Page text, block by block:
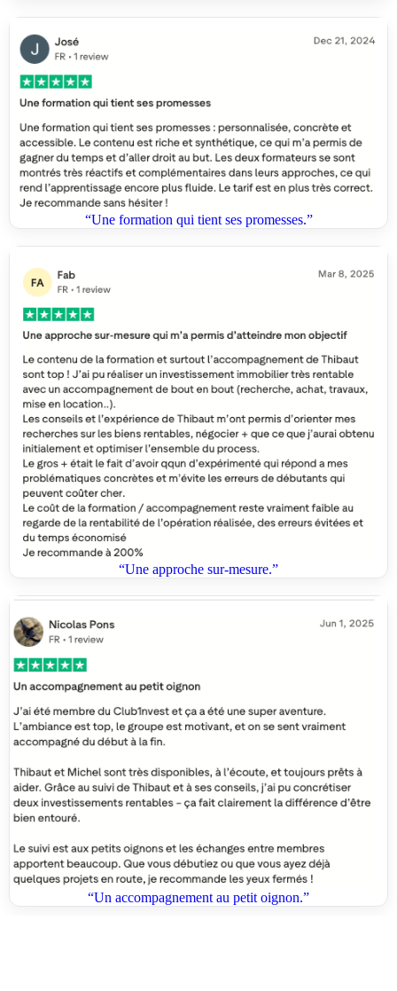
“Une formation qui tient ses promesses.”
“Une approche sur-mesure.”
“Un accompagnement au petit oignon.”